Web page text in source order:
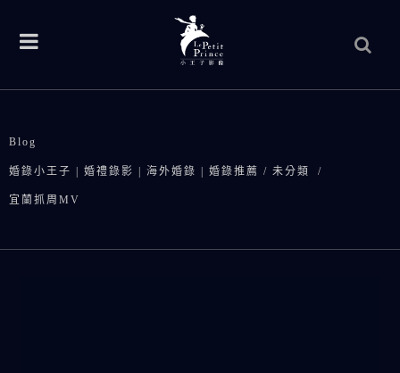
Blog
婚錄小王子 | 婚禮錄影 | 海外婚錄 | 婚錄推薦 / 未分類 /
宜蘭抓周MV